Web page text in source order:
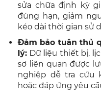
sửa chữa định kỳ
đúng hạn, giảm
kéo dài thời gian sử
Đảm bảo tuân thủ
lý: Dữ liệu thiết bị,
sơ liên quan được
nghiệp dễ tra cứu
hoặc đáp ứng yêu